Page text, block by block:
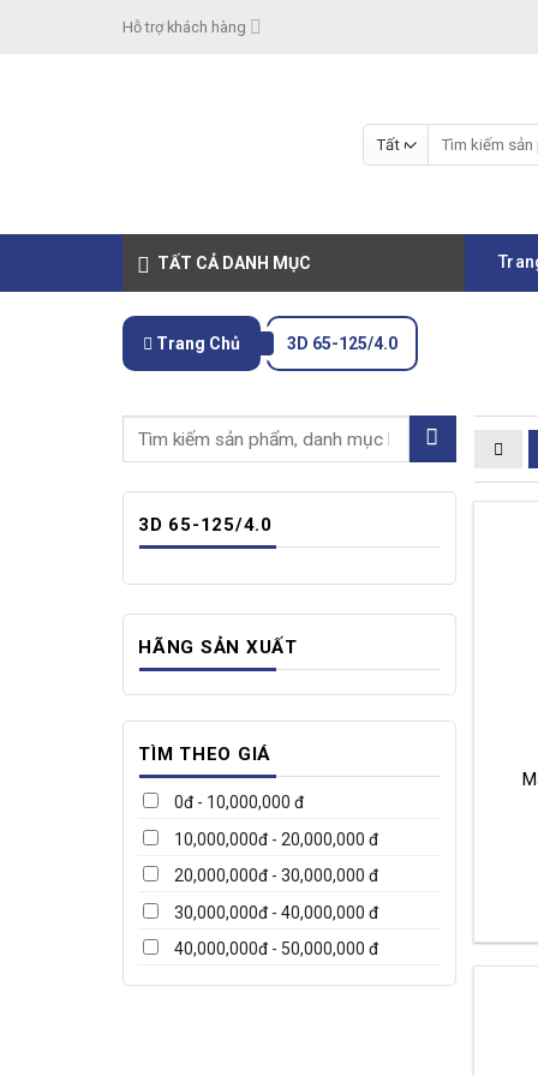
Hỗ trợ khách hàng
kiếm:
TẤT CẢ DANH MỤC
Trang Chủ 3D 65-125/4.0
3D 65-125/4.0
HÃNG SẢN XUẤT
TÌM THEO GIÁ
0đ - 10,000,000 đ
10,000,000đ - 20,000,000 đ
20,000,000đ - 30,000,000 đ
30,000,000đ - 40,000,000 đ
40,000,000đ - 50,000,000 đ